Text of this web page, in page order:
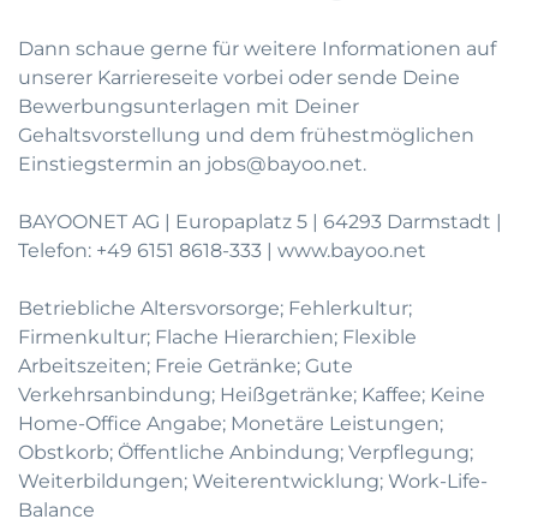
Dann schaue gerne für weitere Informationen auf
unserer Karriereseite vorbei oder sende Deine
Bewerbungsunterlagen mit Deiner
Gehaltsvorstellung und dem frühestmöglichen
Einstiegstermin an jobs@bayoo.net.
BAYOONET AG | Europaplatz 5 | 64293 Darmstadt |
Telefon: +49 6151 8618-333 | www.bayoo.net
Betriebliche Altersvorsorge; Fehlerkultur;
Firmenkultur; Flache Hierarchien; Flexible
Arbeitszeiten; Freie Getränke; Gute
Verkehrsanbindung; Heißgetränke; Kaffee; Keine
Home-Office Angabe; Monetäre Leistungen;
Obstkorb; Öffentliche Anbindung; Verpflegung;
Weiterbildungen; Weiterentwicklung; Work-Life-
Balance